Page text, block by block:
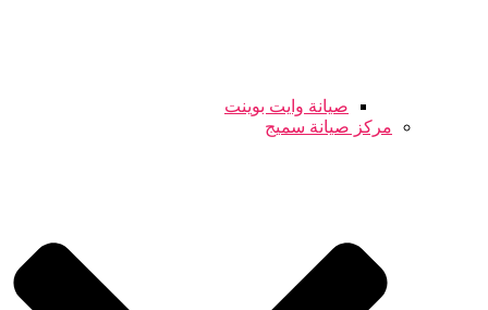
صيانة وايت بوينت
مركز صيانة سميج